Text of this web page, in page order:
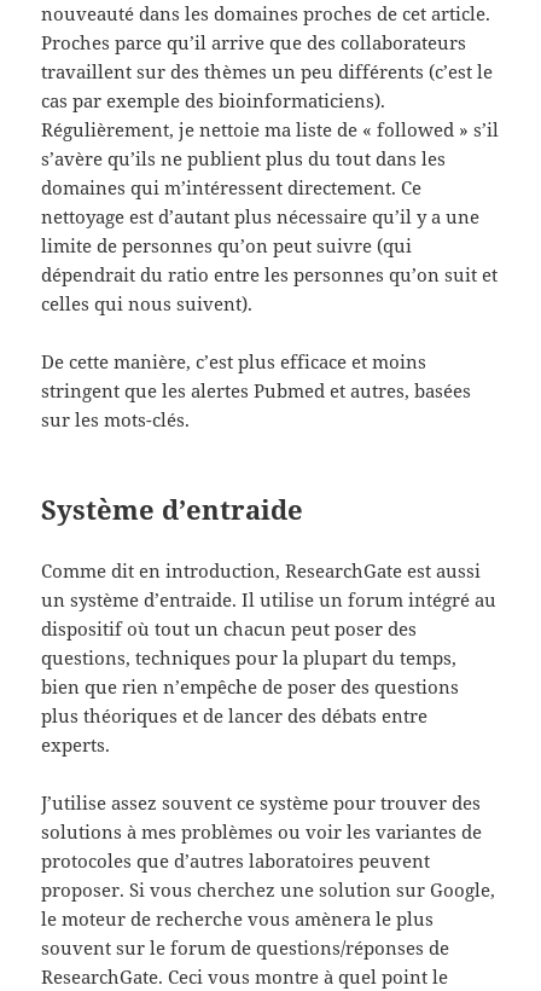
nouveauté dans les domaines proches de cet article.
Proches parce qu’il arrive que des collaborateurs
travaillent sur des thèmes un peu différents (c’est le
cas par exemple des bioinformaticiens).
Régulièrement, je nettoie ma liste de « followed » s’il
s’avère qu’ils ne publient plus du tout dans les
domaines qui m’intéressent directement. Ce
nettoyage est d’autant plus nécessaire qu’il y a une
limite de personnes qu’on peut suivre (qui
dépendrait du ratio entre les personnes qu’on suit et
celles qui nous suivent).
De cette manière, c’est plus efficace et moins
stringent que les alertes Pubmed et autres, basées
sur les mots-clés.
Système d’entraide
Comme dit en introduction, ResearchGate est aussi
un système d’entraide. Il utilise un forum intégré au
dispositif où tout un chacun peut poser des
questions, techniques pour la plupart du temps,
bien que rien n’empêche de poser des questions
plus théoriques et de lancer des débats entre
experts.
J’utilise assez souvent ce système pour trouver des
solutions à mes problèmes ou voir les variantes de
protocoles que d’autres laboratoires peuvent
proposer. Si vous cherchez une solution sur Google,
le moteur de recherche vous amènera le plus
souvent sur le forum de questions/réponses de
ResearchGate. Ceci vous montre à quel point le